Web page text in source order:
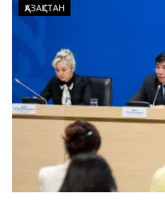
ПАВЛОДАР ОБЛЫСЫ
ҚАЗАҚСТАН
Спорт
ҚАЗАҚСТАН